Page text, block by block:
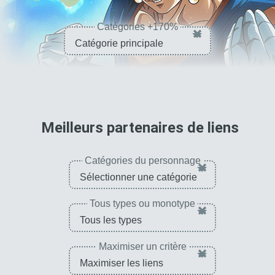
Catégories +170% ×
Meilleurs partenaires de liens
Catégories du personnage×
Tous types ou monotype ×
Maximiser un critère ×